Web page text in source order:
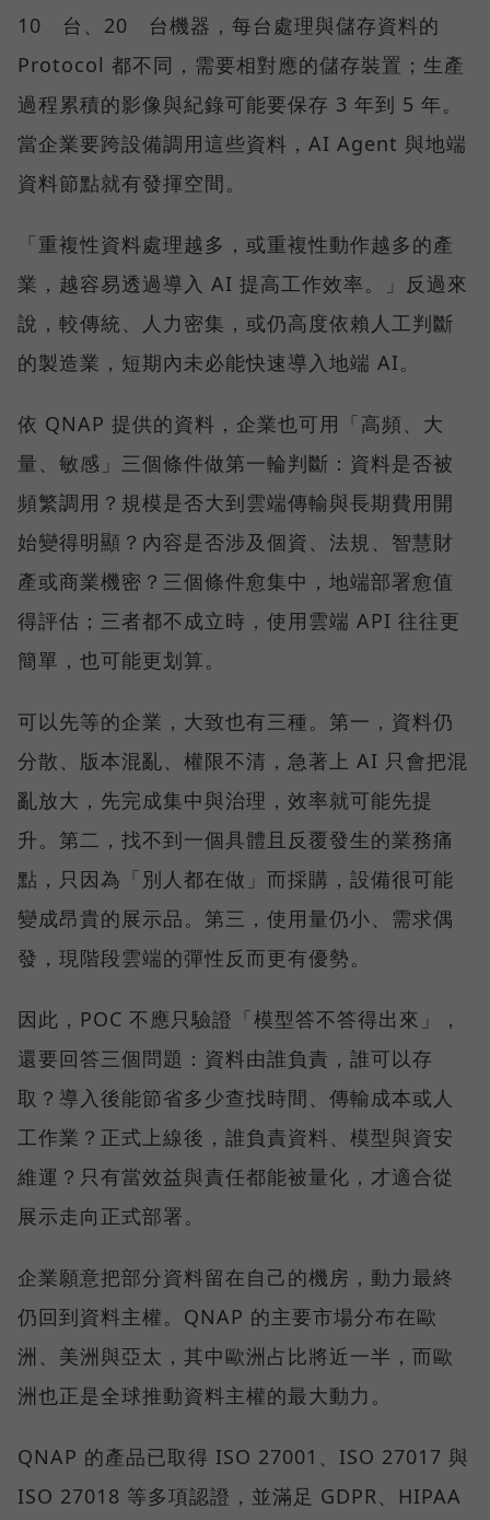
10 台、20 台機器，每台處理與儲存資料的
Protocol 都不同，需要相對應的儲存裝置；生產
過程累積的影像與紀錄可能要保存 3 年到 5 年。
當企業要跨設備調用這些資料，AI Agent 與地端
資料節點就有發揮空間。
「重複性資料處理越多，或重複性動作越多的產
業，越容易透過導入 AI 提高工作效率。」反過來
說，較傳統、人力密集，或仍高度依賴人工判斷
的製造業，短期內未必能快速導入地端 AI。
依 QNAP 提供的資料，企業也可用「高頻、大
量、敏感」三個條件做第一輪判斷：資料是否被
頻繁調用？規模是否大到雲端傳輸與長期費用開
始變得明顯？內容是否涉及個資、法規、智慧財
產或商業機密？三個條件愈集中，地端部署愈值
得評估；三者都不成立時，使用雲端 API 往往更
簡單，也可能更划算。
可以先等的企業，大致也有三種。第一，資料仍
分散、版本混亂、權限不清，急著上 AI 只會把混
亂放大，先完成集中與治理，效率就可能先提
升。第二，找不到一個具體且反覆發生的業務痛
點，只因為「別人都在做」而採購，設備很可能
變成昂貴的展示品。第三，使用量仍小、需求偶
發，現階段雲端的彈性反而更有優勢。
因此，POC 不應只驗證「模型答不答得出來」，
還要回答三個問題：資料由誰負責，誰可以存
取？導入後能節省多少查找時間、傳輸成本或人
工作業？正式上線後，誰負責資料、模型與資安
維運？只有當效益與責任都能被量化，才適合從
展示走向正式部署。
企業願意把部分資料留在自己的機房，動力最終
仍回到資料主權。QNAP 的主要市場分布在歐
洲、美洲與亞太，其中歐洲占比將近一半，而歐
洲也正是全球推動資料主權的最大動力。
QNAP 的產品已取得 ISO 27001、ISO 27017 與
ISO 27018 等多項認證，並滿足 GDPR、HIPAA